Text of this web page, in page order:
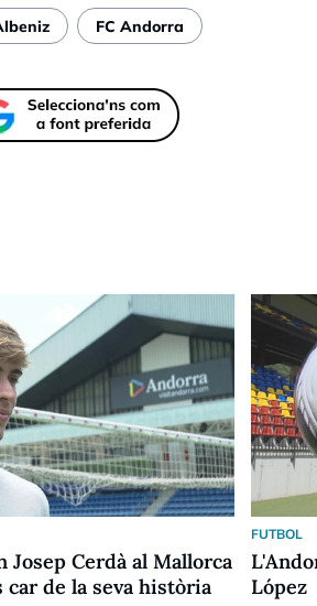
FC Andorra
Josep Cerdà al Mallorca
car de la seva història
FUTBOL
López